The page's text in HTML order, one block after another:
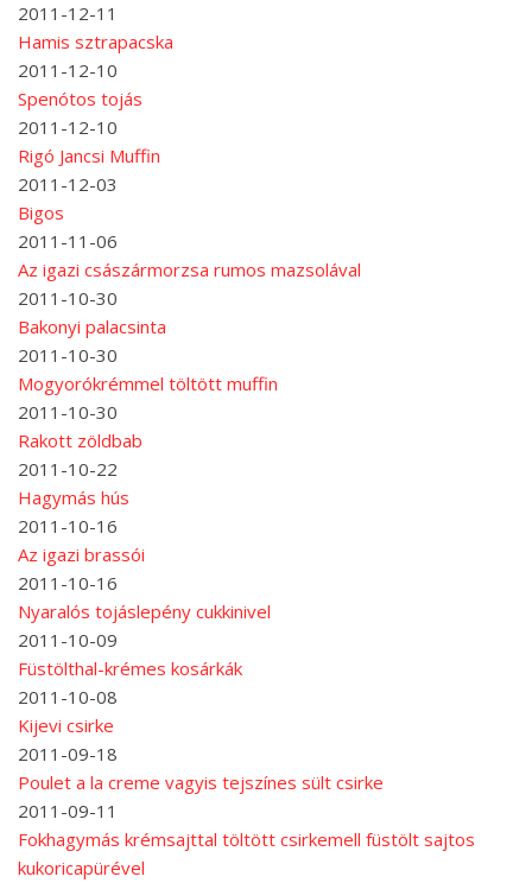
2011-12-11
Hamis sztrapacska
2011-12-10
Spenótos tojás
2011-12-10
Rigó Jancsi Muffin
2011-12-03
Bigos
2011-11-06
Az igazi császármorzsa rumos mazsolával
2011-10-30
Bakonyi palacsinta
2011-10-30
Mogyorókrémmel töltött muffin
2011-10-30
Rakott zöldbab
2011-10-22
Hagymás hús
2011-10-16
Az igazi brassói
2011-10-16
Nyaralós tojáslepény cukkinivel
2011-10-09
Füstölthal-krémes kosárkák
2011-10-08
Kijevi csirke
2011-09-18
Poulet a la creme vagyis tejszínes sült csirke
2011-09-11
Fokhagymás krémsajttal töltött csirkemell füstölt sajtos
kukoricapürével